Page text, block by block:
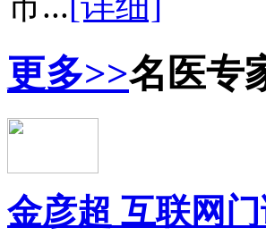
更多>>名医专
金彦超 互联网